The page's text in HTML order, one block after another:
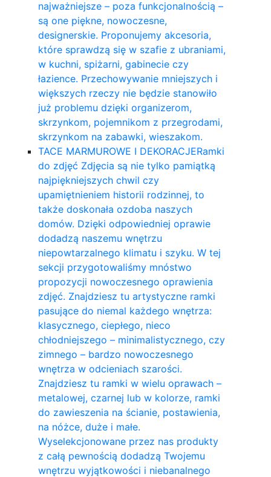
najważniejsze – poza funkcjonalnością –
są one piękne, nowoczesne,
designerskie. Proponujemy akcesoria,
które sprawdzą się w szafie z ubraniami,
w kuchni, spiżarni, gabinecie czy
łazience. Przechowywanie mniejszych i
większych rzeczy nie będzie stanowiło
już problemu dzięki organizerom,
skrzynkom, pojemnikom z przegrodami,
skrzynkom na zabawki, wieszakom.
TACE MARMUROWE I DEKORACJERamki
do zdjęć Zdjęcia są nie tylko pamiątką
najpiękniejszych chwil czy
upamiętnieniem historii rodzinnej, to
także doskonała ozdoba naszych
domów. Dzięki odpowiedniej oprawie
dodadzą naszemu wnętrzu
niepowtarzalnego klimatu i szyku. W tej
sekcji przygotowaliśmy mnóstwo
propozycji nowoczesnego oprawienia
zdjęć. Znajdziesz tu artystyczne ramki
pasujące do niemal każdego wnętrza:
klasycznego, ciepłego, nieco
chłodniejszego – minimalistycznego, czy
zimnego – bardzo nowoczesnego
wnętrza w odcieniach szarości.
Znajdziesz tu ramki w wielu oprawach –
metalowej, czarnej lub w kolorze, ramki
do zawieszenia na ścianie, postawienia,
na nóżce, duże i małe.
Wyselekcjonowane przez nas produkty
z całą pewnością dodadzą Twojemu
wnętrzu wyjątkowości i niebanalnego